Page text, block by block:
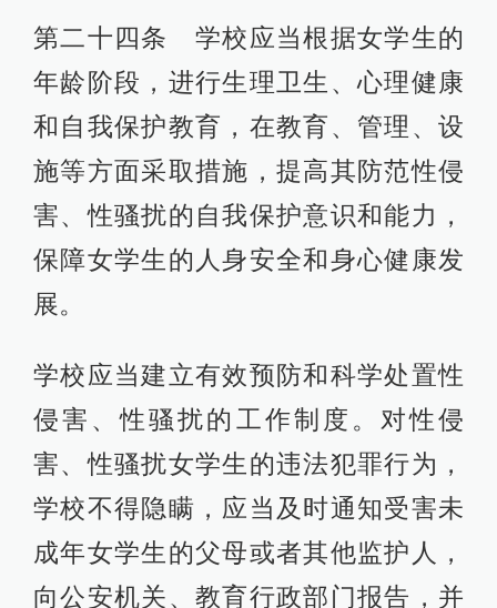
第二十四条 学校应当根据女学生的
年龄阶段，进行生理卫生、心理健康
和自我保护教育，在教育、管理、设
施等方面采取措施，提高其防范性侵
害、性骚扰的自我保护意识和能力，
保障女学生的人身安全和身心健康发
展。
学校应当建立有效预防和科学处置性
侵害、性骚扰的工作制度。对性侵
害、性骚扰女学生的违法犯罪行为，
学校不得隐瞒，应当及时通知受害未
成年女学生的父母或者其他监护人，
向公安机关、教育行政部门报告，并